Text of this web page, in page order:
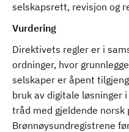
selskapsrett, revisjon og
Vurdering
Direktivets regler er i
ordninger, hvor
selskaper er åpent
bruk av digitale løsninger
tråd med gjeldende norsk
Brønnøysundregistrene